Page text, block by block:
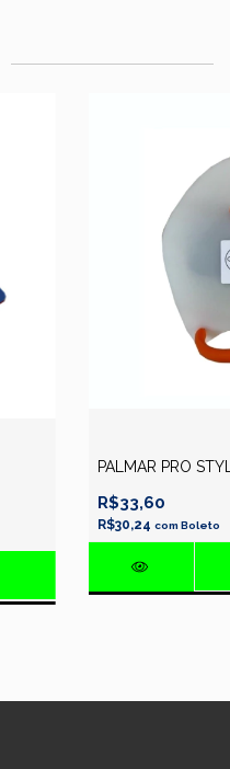
PALMAR PRO
R$33,60
R$30,24 com Boleto